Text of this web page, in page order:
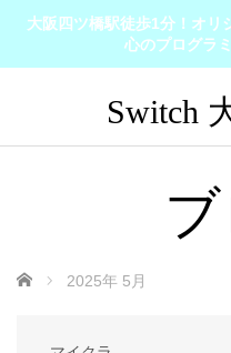
大阪四ツ橋駅徒歩1分！オリ
心のプログラ
ホーム 2025年 5月